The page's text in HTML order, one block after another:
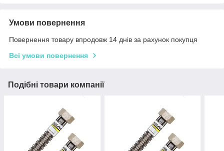
Умови повернення
Повернення товару впродовж 14 днів за рахунок покупця
Всі умови повернення
Подібні товари компанії